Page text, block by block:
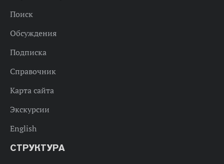
Поиск
Обсуждения
Подписка
Справочник
Карта сайта
Экскурсии
English
СТРУКТУРА